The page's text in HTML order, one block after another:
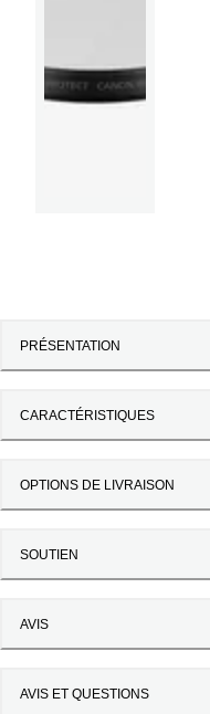
PRÉSENTATION
CARACTÉRISTIQUES
OPTIONS DE LIVRAISON
SOUTIEN
AVIS
AVIS ET QUESTIONS